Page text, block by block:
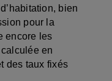
bien
pour la
encore les
en
des taux fixés